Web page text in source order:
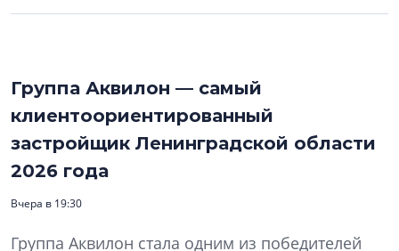
Группа Аквилон — самый
клиентоориентированный
застройщик Ленинградской области
2026 года
Вчера в 19:30
Группа Аквилон стала одним из победителей